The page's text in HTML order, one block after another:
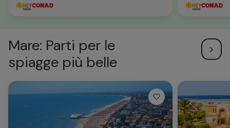
Mare: Parti per le
spiagge più belle